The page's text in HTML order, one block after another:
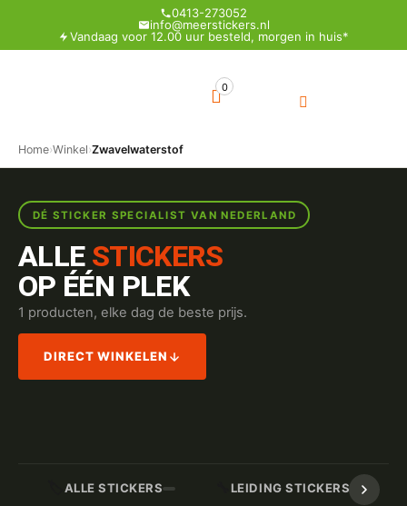
0413-273052
info@meerstickers.nl
Vandaag voor 12.00 uur besteld, morgen in huis*
0
Home›Winkel›Zwavelwaterstof
DÉ STICKER SPECIALIST VAN NEDERLAND
ALLE STICKERS
OP ÉÉN PLEK
1 producten, elke dag de beste prijs.
DIRECT WINKELEN
ALLE STICKERS LEIDING STICKERS /